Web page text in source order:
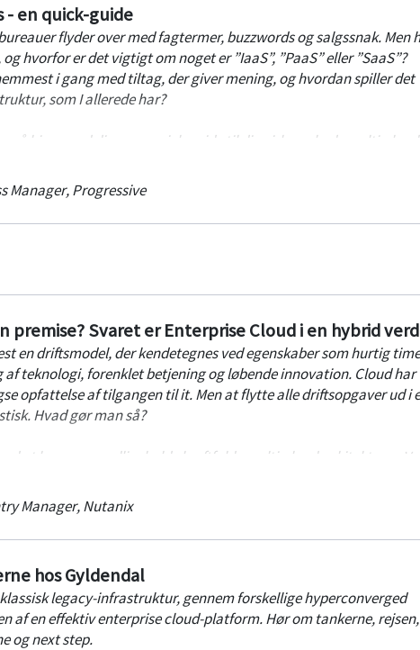
kan gå fra dagen med et billede af, at et hybrid cloud miljø er
være en bevidsthed om den komplekse rejse, man igangsætter.
værktøjer, som kan støtte op.
- en quick-guide
flyder over med fagtermer, buzzwords og salgssnak. Men
hvorfor er det vigtigt om noget er ”IaaS”, ”PaaS” eller ”SaaS”?
i gang med tiltag, der giver mening, og hvordan spiller det
som I allerede har?
gå hjem med din egen quick-guide til din virksomheds multi-cloud
Manager,Progressive
premise? Svaret er Enterprise Cloud i en hybrid
en driftsmodel, der kendetegnes ved egenskaber som hurtig
teknologi, forenklet betjening og løbende innovation. Cloud har
opfattelse af tilgangen til it. Men at flytte alle driftsopgaver ud i
Hvad gør man så?
at bygge og vedligeholde kraftfulde multi-cloud-arkitekturer.
binder private-, public- og distributed cloud-driftsmiljøer
til håndtering af it-infrastruktur og applikationer af enhver
Manager,Nutanix
hos Gyldendal
legacy-infrastruktur, gennem forskellige hyperconverged
af en effektiv enterprise cloud-platform. Hør om tankerne, rejsen,
og next step.